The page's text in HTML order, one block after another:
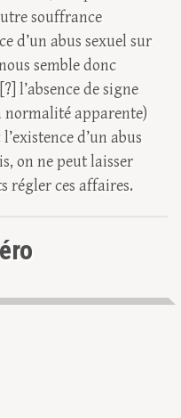
souffrance
d’un abus sexuel sur
semble donc
l’absence de signe
apparente)
d’un abus
on ne peut laisser
régler ces affaires.